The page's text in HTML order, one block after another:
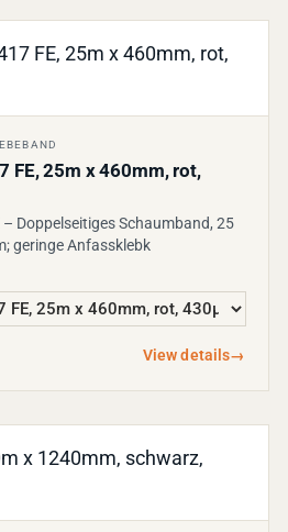
FE, 25m x 460mm, rot,
Doppelseitiges Schaumband, 25
geringe Anfassklebk
View details→